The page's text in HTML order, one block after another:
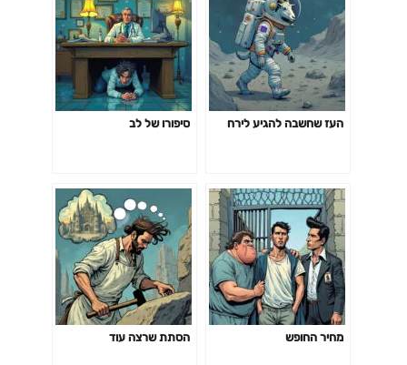
העז שחשבה להגיע לירח סיפורו של לב
מחיר החופש הסתת שרצה עוד